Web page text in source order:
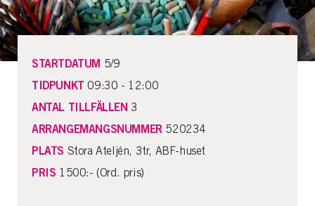
STARTDATUM 5/9
TIDPUNKT 09:30 - 12:00
ANTAL TILLFÄLLEN 3
ARRANGEMANGSNUMMER 520234
PLATS Stora Ateljén, 3tr, ABF-huset
PRIS 1500:- (Ord. pris)